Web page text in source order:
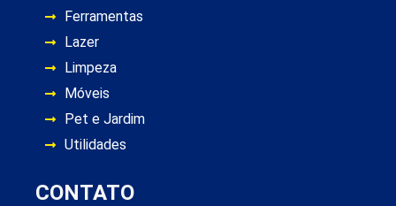
Ferramentas
Lazer
Limpeza
Móveis
Pet e Jardim
Utilidades
CONTATO